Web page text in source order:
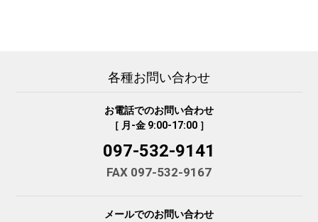
各種お問い合わせ
お電話でのお問い合わせ
［ 月-金 9:00-17:00 ］
097-532-9141
FAX 097-532-9167
メールでのお問い合わせ